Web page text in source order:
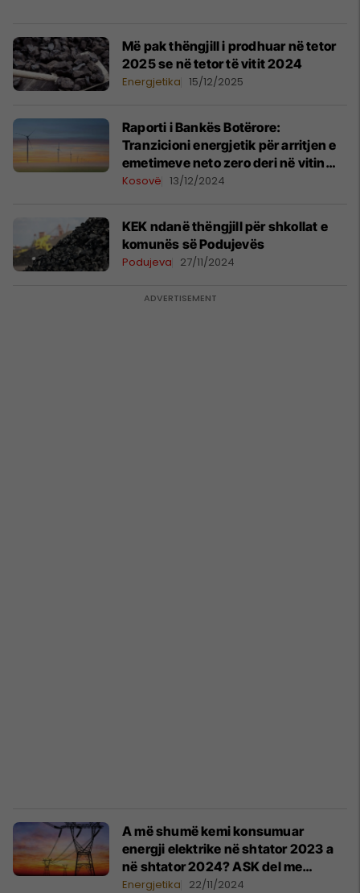
Më pak thëngjill i prodhuar në tetor
2025 se në tetor të vitit 2024
Energjetika 15/12/2025
Raporti i Bankës Botërore:
Tranzicioni energjetik për arritjen e
emetimeve neto zero deri në vitin
2050 është i realizueshëm, por
Kosovë 13/12/2024
KEK ndanë thëngjill për shkollat e
komunës së Podujevës
Podujeva 27/11/2024
A më shumë kemi konsumuar
energji elektrike në shtator 2023 a
në shtator 2024? ASK del me
statistika
Energjetika 22/11/2024